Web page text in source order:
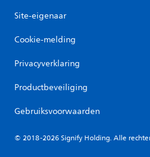
Site-eigenaar
Cookie-melding
Privacyverklaring
Productbeveiliging
Gebruiksvoorwaarden
© 2018-2026 Signify Holding. Alle